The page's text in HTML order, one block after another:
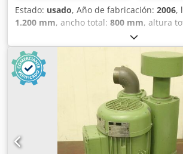
Estado: usado, Año de fabricación: 2006,
1.200 mm, ancho total: 800 mm, altura
Color: Gris Precio: Bajo solicitud - Año de
- Documentación disponible: No -
disponible: No - Número de serie:
de transporte: 1200mm x 800mm x
alto) - Paquetes de transporte [uds.]: 1
financiera IVA: El precio indicado es más
sobre la diferencia: IVA deducible para
Dcsdpoywxpxofx Agyok Entrega y
cualquier momento para todo lo
industrial Yorick Diebels